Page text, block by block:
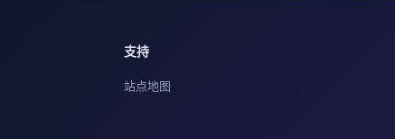
支持
站点地图